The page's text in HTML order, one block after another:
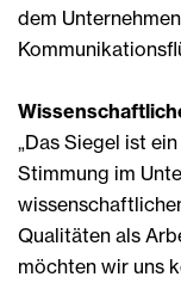
dem
„Das Siegel ist
Stimmung im
Qualitäten als
möchten wir uns